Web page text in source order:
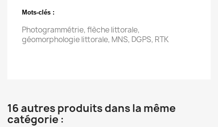
Mots-clés :
Photogrammétrie, flèche littorale,
géomorphologie littorale, MNS, DGPS, RTK
16 autres produits dans la même
catégorie :